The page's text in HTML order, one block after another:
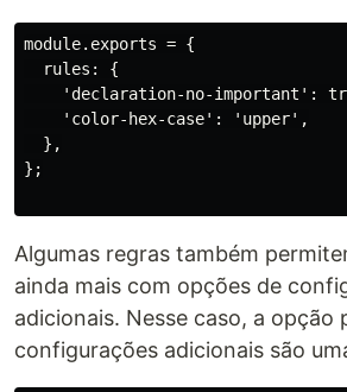
module.exports = {
  rules: {
'declaration-no-important':
    'color-hex-case': 'upper',
  },
};
Algumas regras também
ainda mais com opções de
adicionais. Nesse caso, a opção
configurações adicionais são